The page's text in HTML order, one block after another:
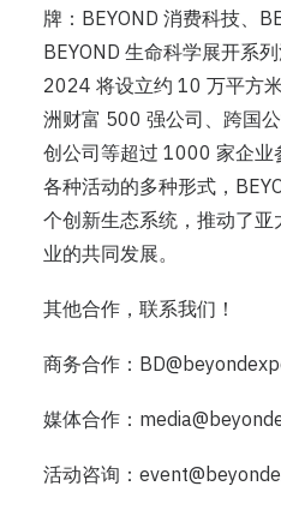
牌：BEYOND 消费科技、
BEYOND 生命科学展开系
2024 将设立约 10 万平方
洲财富 500 强公司、跨国
创公司等超过 1000 家企业
各种活动的多种形式，
个创新生态系统，推动了
业的共同发展。
其他合作，联系我们！
商务合作：
媒体合作：
活动咨询：